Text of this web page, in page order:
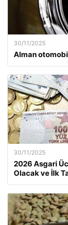
30/11/2025
Alman
30/11/2025
2026 Asgari
Olacak ve İlk